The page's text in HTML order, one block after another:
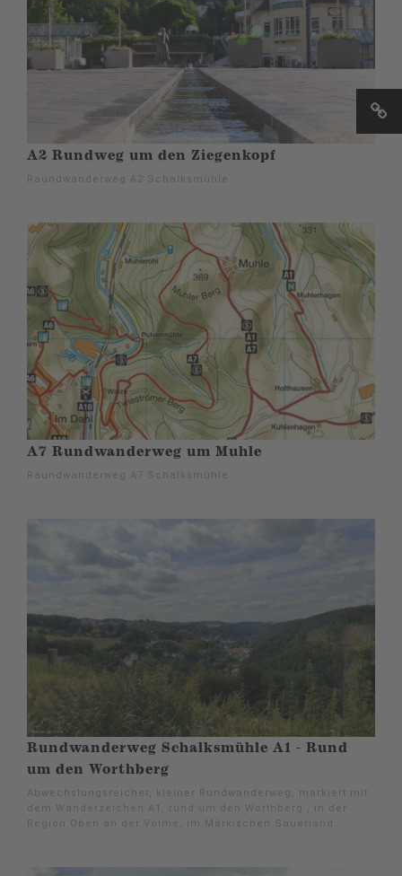
A2 Rundweg um den Ziegenkopf
Raundwanderweg A2 Schalksmühle
A7 Rundwanderweg um Muhle
Raundwanderweg A7 Schalksmühle
Rundwanderweg Schalksmühle A1 - Rund
um den Worthberg
Abwechslungsreicher, kleiner Rundwanderweg, markiert mit
dem Wanderzeichen A1, rund um den Worthberg , in der
Region Oben an der Volme, im Märkischen Sauerland.